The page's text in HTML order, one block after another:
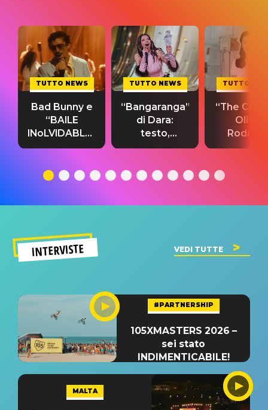
TUTTO NEWS
Bad Bunny e
“BAILE
INoLVIDABLE”:
testo,
significato
TUTTO NEWS
“Bangaranga”
di Dara:
testo,
traduzione e
del singolo
TUTTO
“The
Olivia
testo,
INTERVISTE VEDI TUTTE
#PARTNERSHIP
105XMASTERS 2026 –
sei stato
INDIMENTICABILE!
MALTA